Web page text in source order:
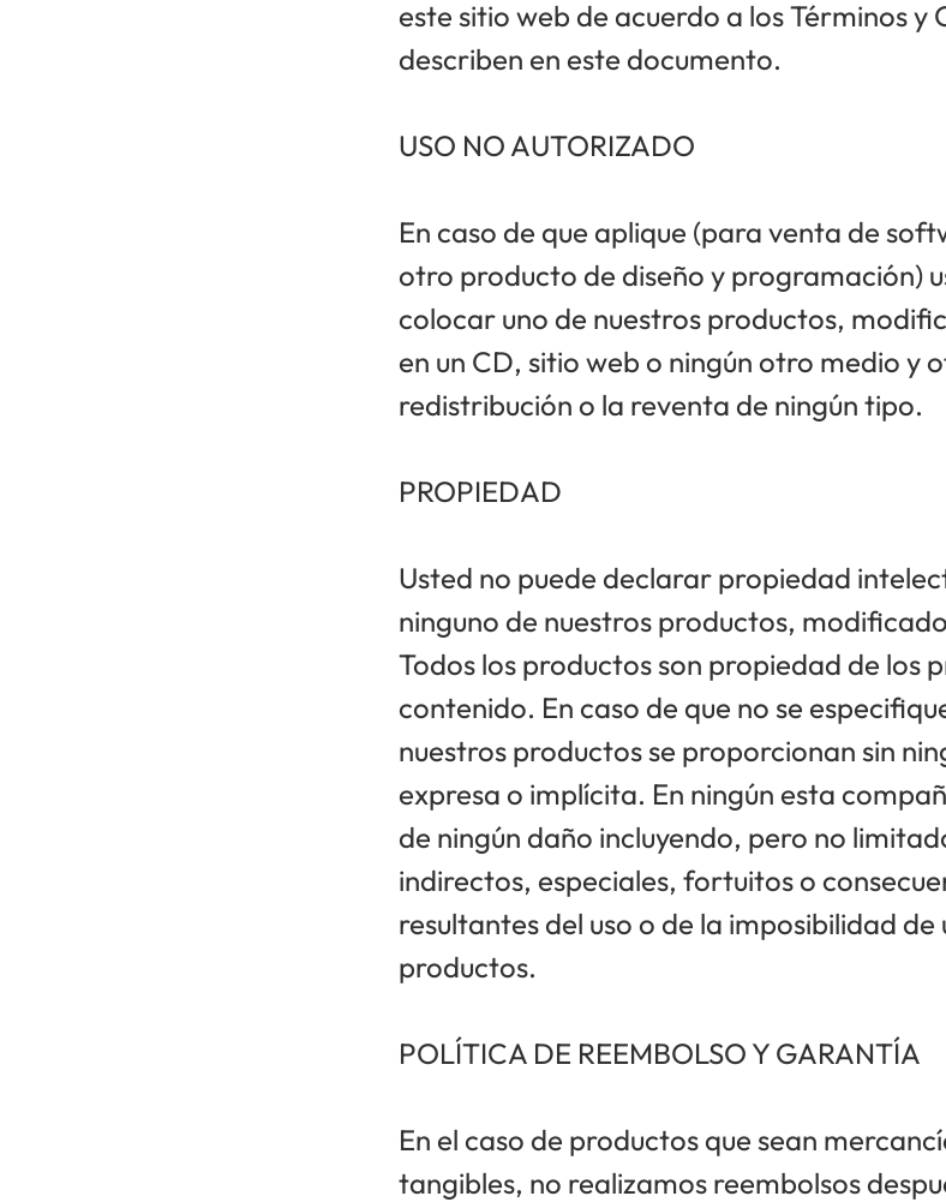
este sitio web de acuerdo a los Términos y
describen en este documento.
USO NO AUTORIZADO
En caso de que aplique (para venta de
otro producto de diseño y programación)
colocar uno de nuestros productos,
en un CD, sitio web o ningún otro medio y
redistribución o la reventa de ningún tipo.
PROPIEDAD
Usted no puede declarar propiedad
ninguno de nuestros productos,
Todos los productos son propiedad de los
contenido. En caso de que no se
nuestros productos se proporcionan sin
expresa o implícita. En ningún esta
de ningún daño incluyendo, pero no
indirectos, especiales, fortuitos o
resultantes del uso o de la imposibilidad
productos.
POLÍTICA DE REEMBOLSO Y GARANTÍA
En el caso de productos que sean
tangibles, no realizamos reembolsos